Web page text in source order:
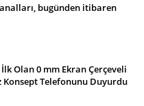
bugünden itibaren
Olan 0 mm Ekran Çerçeveli
Konsept Telefonunu Duyurdu